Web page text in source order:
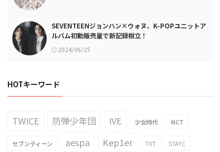
SEVENTEENジョンハン×ウォヌ、K-POPユニットア
ルバム初動販売量で新記録樹立！
2024/06/25
HOTキーワード
TWICE 防弾少年団 IVE 少女時代 NCT
セブンティーン aespa Kep1er TXT STAYC